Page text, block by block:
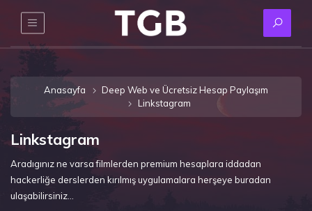
Anasayfa
Deep Web ve Ücretsiz Hesap Paylaşım
Linkstagram
Linkstagram
Aradıgınız ne varsa filmlerden premium hesaplara iddadan
hackerliğe derslerden kırılmış uygulamalara herşeye buradan
ulaşabilirsiniz...